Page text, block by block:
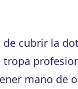
cubrir la
tropa
mano de